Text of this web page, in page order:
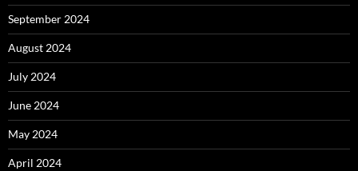
September 2024
August 2024
July 2024
June 2024
May 2024
April 2024